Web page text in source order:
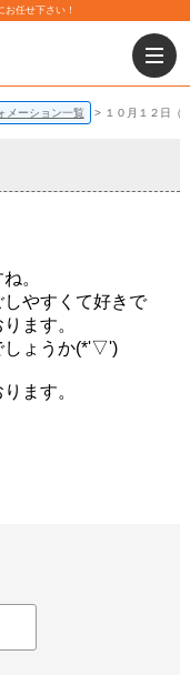
任せ下さい！
メーション一覧 １０月１２日（
。
やすくて好きで
ます。
しょうか(*'▽')
ます。